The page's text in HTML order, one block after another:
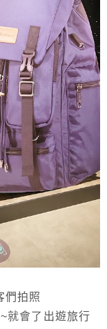
們拍照
就會了出遊旅行